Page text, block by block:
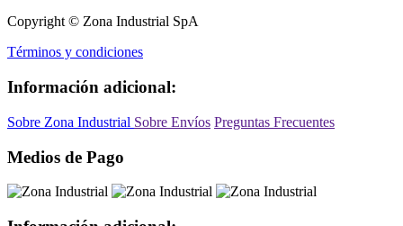
Copyright © Zona Industrial SpA
Términos y condiciones
Información adicional:
Sobre Zona Industrial Sobre Envíos Preguntas Frecuentes
Medios de Pago